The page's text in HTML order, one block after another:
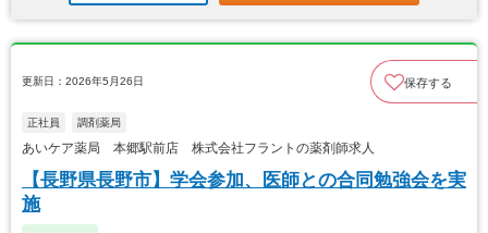
更新日：2026年5月26日 保存する
正社員 調剤薬局
あいケア薬局 本郷駅前店 株式会社フラントの薬剤師求人
【長野県長野市】学会参加、医師との合同勉強会を実
施